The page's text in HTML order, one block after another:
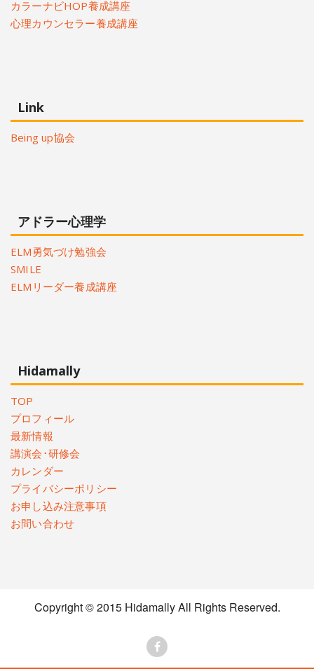
カラーナビHOP養成講座
心理カウンセラー養成講座
Link
Being up協会
アドラー心理学
ELM勇気づけ勉強会
SMILE
ELMリーダー養成講座
Hidamally
TOP
プロフィール
最新情報
講演会･研修会
カレンダー
プライバシーポリシー
お申し込み注意事項
お問い合わせ
Copyright © 2015 Hidamally All Rights Reserved.